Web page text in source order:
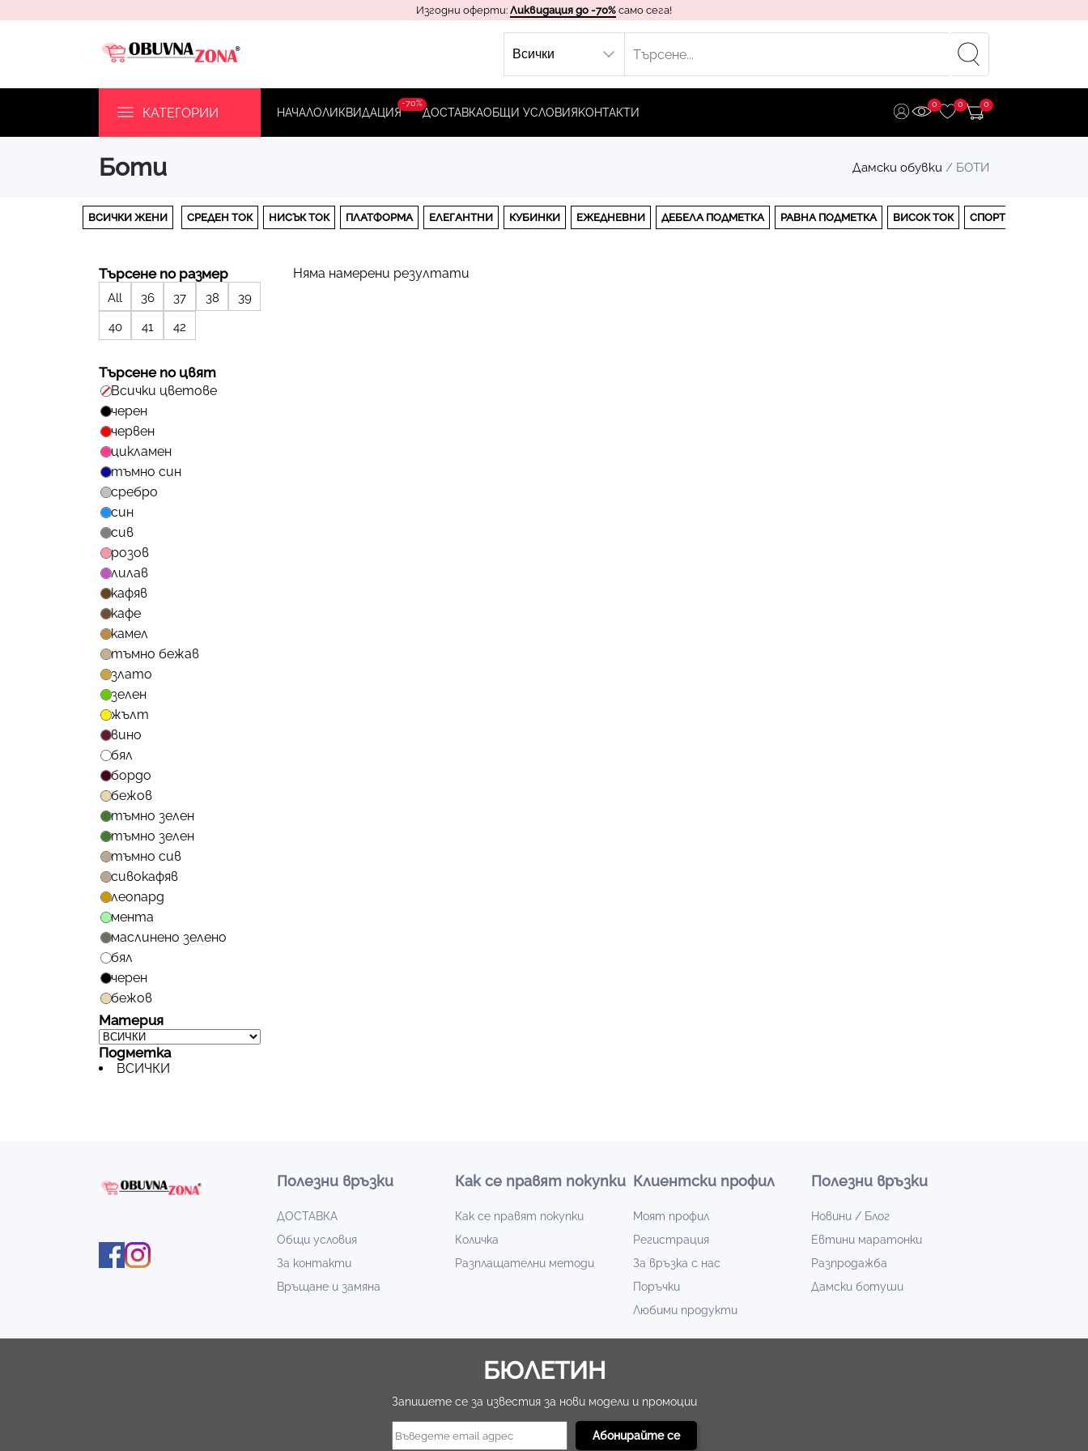
Изгодни оферти: Ликвидация до -70% само сега!
КАТЕГОРИИ НАЧАЛОЛИКВИДАЦИЯ
-70%
ДОСТАВКАОБЩИ УСЛОВИЯ KОНТАКТИ
0 0 0
боти Дамски обувки / БОТИ
ВСИЧКИ ЖЕНИ СРЕДЕН ТОК НИСЪК ТОК ПЛАТФОРМА ЕЛЕГАНТНИ КУБИНКИ ЕЖЕДНЕВНИ ДЕБЕЛА ПОДМЕТКА РАВНА ПОДМЕТКА ВИСОК ТОК СПОРТНИ
Търсене по размер
All 36 37 38
39
40
41 42
Търсене по цвят
Всички цветове
черен
червен
цикламен
тъмно син
сребро
син
сив
розов
лилав
кафяв
кафе
камел
тъмно бежав
злато
зелен
жълт
вино
бял
бордо
бежов
тъмно зелен
тъмно зелен
тъмно сив
сивокафяв
леопард
мента
маслинено зелено
бял
черен
бежов
Материя
Подметка
ВСИЧКИ
Няма намерени резултати
Полезни връзки
ДОСТАВКА
Общи условия
За контакти
Връщане и замяна
Как се правят покупки
Как се правят покупки
Количка
Разплащателни методи
Клиентски профил
Моят профил
Регистрация
За връзка с нас
Поръчки
Любими продукти
Полезни връзки
Новини / Блог
Евтини маратонки
Разпродажба
Дамски ботуши
БЮЛЕТИН
Запишете се за известия за нови модели и промоции